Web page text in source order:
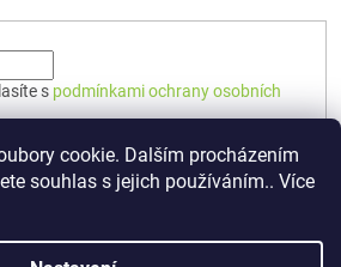
cookie. Dalším procházením
souhlas s jejich používáním.. Více
s podmínkami ochrany osobních